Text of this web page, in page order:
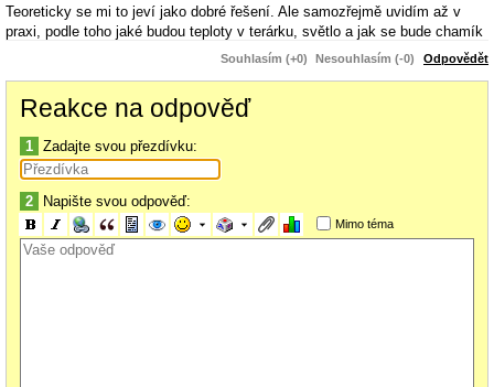
Teoreticky se mi to jeví jako dobré řešení. Ale samozřejmě uvidím až v
praxi, podle toho jaké budou teploty v terárku, světlo a jak se bude chamík
Souhlasím (+0) Nesouhlasím (-0) Odpovědět
Reakce na odpověď
1 Zadajte svou přezdívku:
2 Napište svou odpověď:
Mimo téma